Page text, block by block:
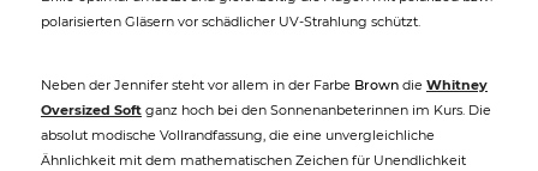
polarisierten Gläsern vor schädlicher UV-Strahlung schützt.
Neben der Jennifer steht vor allem in der Farbe Brown die Whitney
Oversized Soft ganz hoch bei den Sonnenanbeterinnen im Kurs. Die
absolut modische Vollrandfassung, die eine unvergleichliche
Ähnlichkeit mit dem mathematischen Zeichen für Unendlichkeit